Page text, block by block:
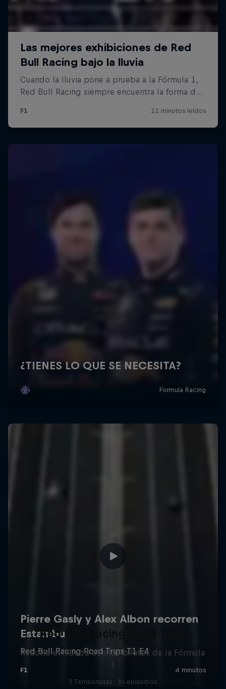
Red Bull Racing Road Trips
Recorre el mundo con los pilotos de la Fórmula
1
3 Temporadas · 10 episodios